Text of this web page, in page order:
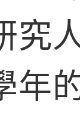
究
年